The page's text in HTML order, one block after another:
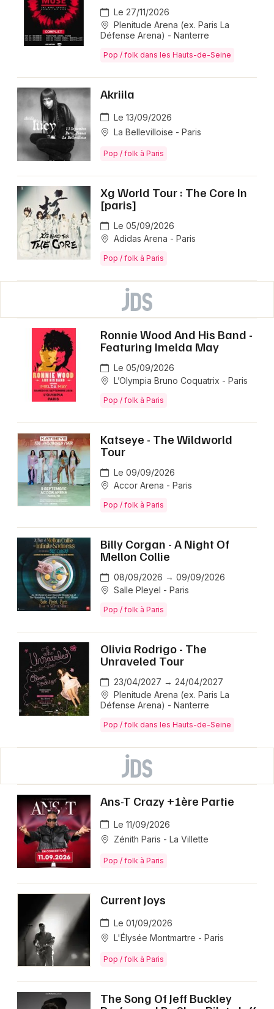
Le 27/11/2026
Plenitude Arena (ex. Paris La
Défense Arena) - Nanterre
Pop / folk dans les Hauts-de-Seine
Akriila
Le 13/09/2026
La Bellevilloise - Paris
Pop / folk à Paris
Xg World Tour : The Core In
[paris]
Le 05/09/2026
Adidas Arena - Paris
Pop / folk à Paris
Ronnie Wood And His Band -
Featuring Imelda May
Le 05/09/2026
L’Olympia Bruno Coquatrix - Paris
Pop / folk à Paris
Katseye - The Wildworld
Tour
Le 09/09/2026
Accor Arena - Paris
Pop / folk à Paris
Billy Corgan - A Night Of
Mellon Collie
08/09/2026 → 09/09/2026
Salle Pleyel - Paris
Pop / folk à Paris
Olivia Rodrigo - The
Unraveled Tour
23/04/2027 → 24/04/2027
Plenitude Arena (ex. Paris La
Défense Arena) - Nanterre
Pop / folk dans les Hauts-de-Seine
Ans-T Crazy +1ère Partie
Le 11/09/2026
Zénith Paris - La Villette
Pop / folk à Paris
Current Joys
Le 01/09/2026
L'Élysée Montmartre - Paris
Pop / folk à Paris
The Song Of Jeff Buckley